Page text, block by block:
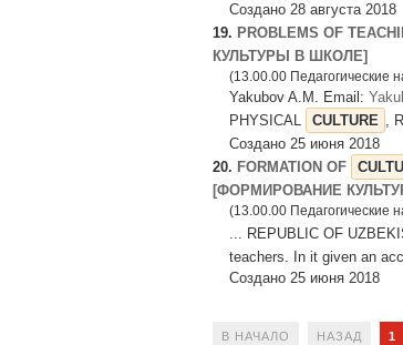
Создано 28 августа 2018
19. PROBLEMS OF
КУЛЬТУРЫ В ШКОЛЕ]
(13.00.00 Педагогические
Yakubov A.M. Email:
PHYSICAL
CULTURE ,
Создано 25 июня 2018
20. FORMATION OF
[ФОРМИРОВАНИЕ
(13.00.00 Педагогические
... REPUBLIC OF
teachers. In it given an
Создано 25 июня 2018
В НАЧАЛО НАЗАД 1